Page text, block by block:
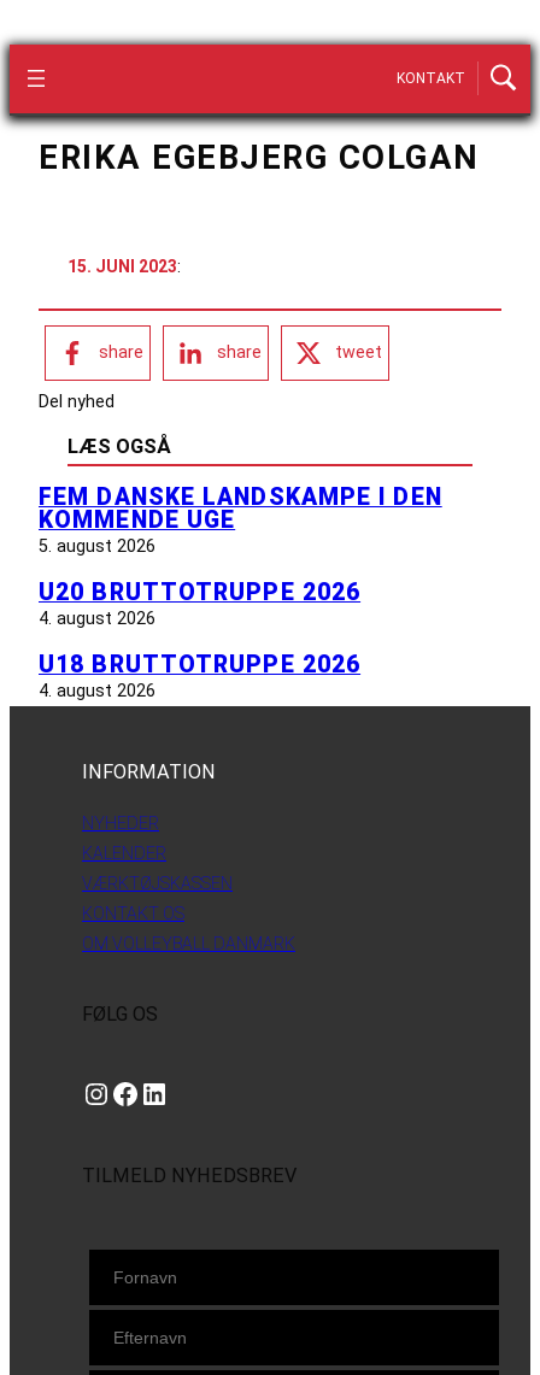
KONTAKT
ERIKA EGEBJERG COLGAN
15. JUNI 2023:
share share tweet
Del nyhed
LÆS OGSÅ
FEM DANSKE LANDSKAMPE I DEN
KOMMENDE UGE
5. august 2026
U20 BRUTTOTRUPPE 2026
4. august 2026
U18 BRUTTOTRUPPE 2026
4. august 2026
INFORMATION
NYHEDER
KALENDER
VÆRKTØJSKASSEN
KONTAKT OS
OM VOLLEYBALL DANMARK
FØLG OS
Instagram https://www.facebook.com/danishbeachvolleytour LinkedIn
TILMELD NYHEDSBREV